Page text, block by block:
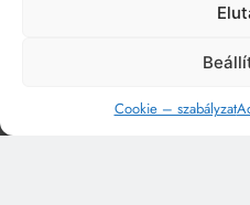
Cookie – szabályzat